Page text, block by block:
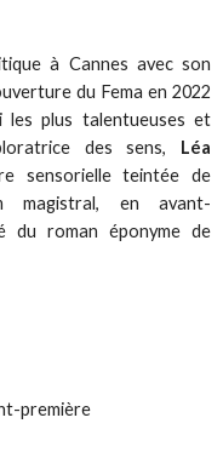
à Cannes avec son
du Fema en 2022
les plus talentueuses et
des sens, Léa
sensorielle teintée de
magistral, en avant-
du roman éponyme de
première